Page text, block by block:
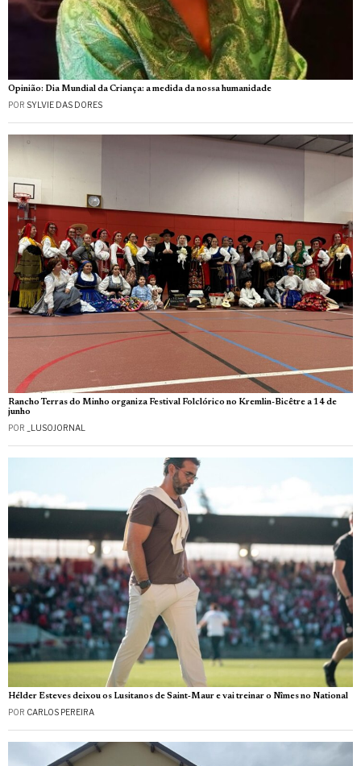
Opinião: Dia Mundial da Criança: a medida da nossa humanidade
POR SYLVIE DAS DORES
Rancho Terras do Minho organiza Festival Folclórico no Kremlin-Bicêtre a 14 de
junho
POR _LUSOJORNAL
Hélder Esteves deixou os Lusitanos de Saint‑Maur e vai treinar o Nîmes no National
POR CARLOS PEREIRA